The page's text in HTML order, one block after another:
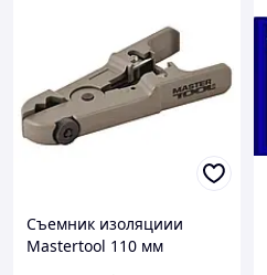
Съемник изоляциии
Mastertool 110 мм